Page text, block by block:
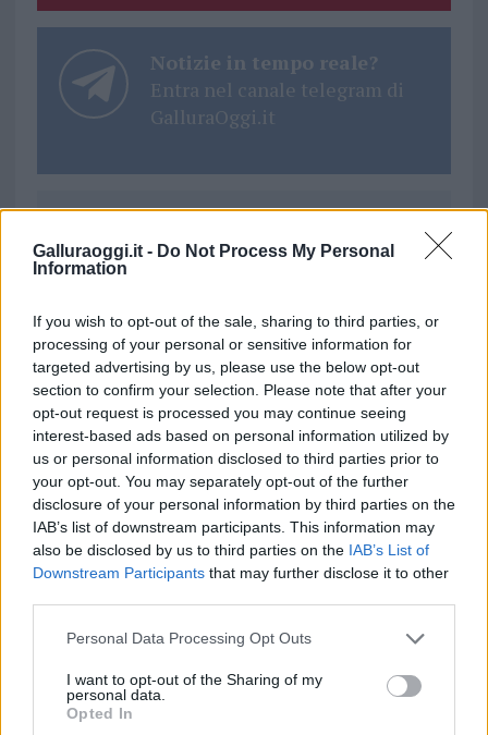
Galluraoggi.it - Do Not Process My Personal
Information
If you wish to opt-out of the sale, sharing to third parties, or
processing of your personal or sensitive information for
targeted advertising by us, please use the below opt-out
section to confirm your selection. Please note that after your
opt-out request is processed you may continue seeing
interest-based ads based on personal information utilized by
us or personal information disclosed to third parties prior to
your opt-out. You may separately opt-out of the further
disclosure of your personal information by third parties on the
IAB’s list of downstream participants. This information may
also be disclosed by us to third parties on the IAB’s List of
Downstream Participants that may further disclose it to other
Please note that this website/app uses one or more Google
not limited to your visit or usage behaviour. You may click to
grant or deny consent to Google and its third-party tags to
use your data for below specified purposes in below Google
Personal Data Processing Opt Outs
I want to opt-out of the Sharing of my
personal data.
Opted In
Notizie in tempo reale?
Entra nel canale telegram di
GalluraOggi.it
Ricevi le nostre ultime news
Condividi l'articolo
F
a
ce
b
o
o
k
T
w
it
te
r
Pi
n
te
re
st
W
h
at
s
A
p
p
S
h
a
re
Articolo precedente
Prossimo articolo
Incendio nella notte a Olbia, a fuoco due furgoni